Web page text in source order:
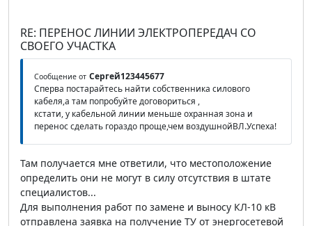
RE: ПЕРЕНОС ЛИНИИ ЭЛЕКТРОПЕРЕДАЧ СО
СВОЕГО УЧАСТКА
Сообщение от Сергей123445677
Сперва постарайтесь найти собственника силового
кабеля,а там попробуйте договориться ,
кстати, у кабельной линии меньше охранная зона и
перенос сделать гораздо проще,чем воздушнойВЛ.Успеха!
Там получается мне ответили, что местоположение
определить они не могут в силу отсутствия в штате
специалистов...
Для выполнения работ по замене и выносу КЛ-10 кВ
отправлена заявка на получение ТУ от энергосетевой